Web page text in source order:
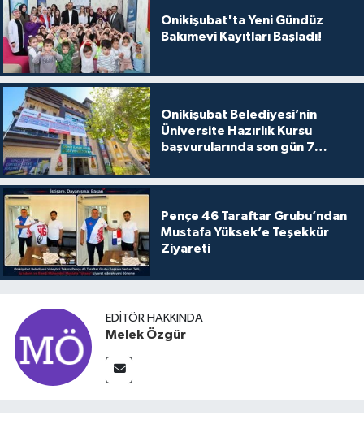
Onikişubat'ta Yeni Gündüz
Bakımevi Kayıtları Başladı!
Onikişubat Belediyesi’nin
Üniversite Hazırlık Kursu
başvurularında son gün 7
Pençe 46 Taraftar Grubu’ndan
Mustafa Yüksek’e Teşekkür
Ziyareti
EDITÖR HAKKINDA
Melek Özgür